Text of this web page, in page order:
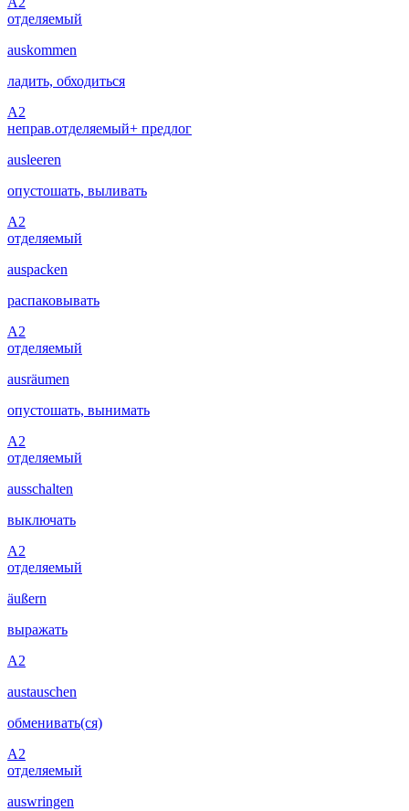
отделяемый
auskommen
ладить, обходиться
A2
неправ.отделяемый+ предлог
ausleeren
опустошать, выливать
A2
отделяемый
auspacken
распаковывать
A2
отделяемый
ausräumen
опустошать, вынимать
A2
отделяемый
ausschalten
выключать
A2
отделяемый
äußern
выражать
A2
austauschen
обменивать(ся)
A2
отделяемый
auswringen